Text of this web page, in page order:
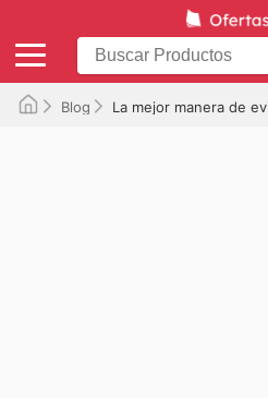
Blog La mejor manera de